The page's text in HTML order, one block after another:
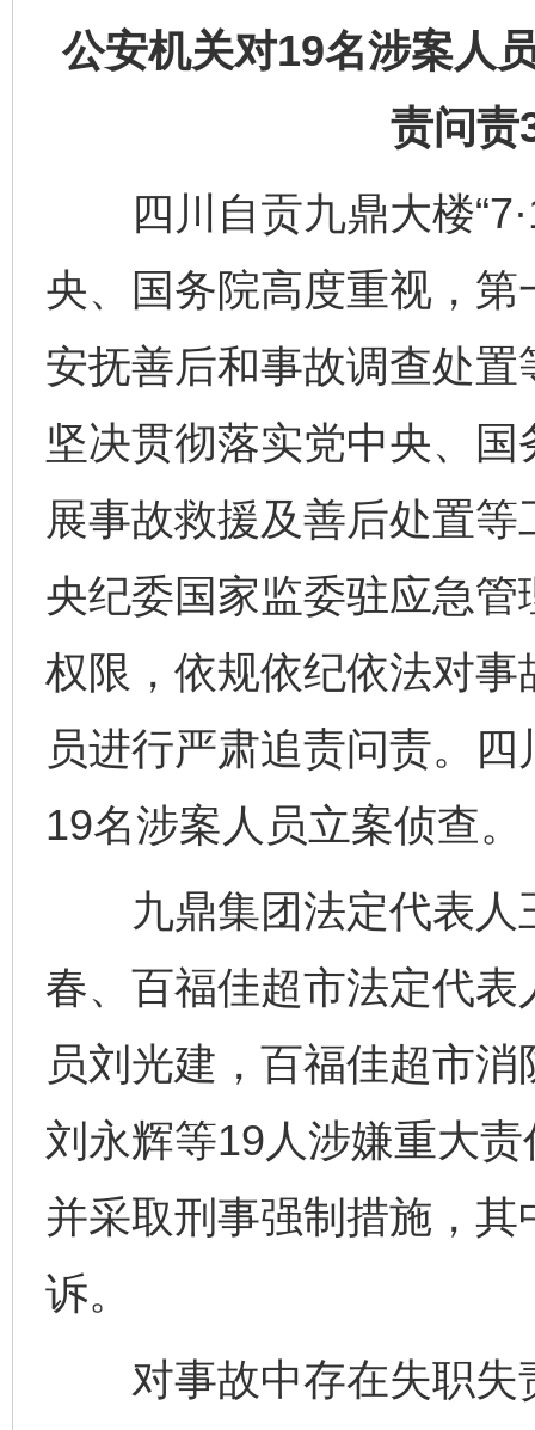
公安机关对19名涉案人
责问责
四川自贡九鼎大楼
央、国务院高度重视，
安抚善后和事故调查处
坚决贯彻落实党中央、
展事故救援及善后处置
央纪委国家监委驻应急
权限，依规依纪依法对
员进行严肃追责问责。
19名涉案人员立案侦查。
九鼎集团法定代表人
春、百福佳超市法定代
员刘光建，百福佳超市
刘永辉等19人涉嫌重大
并采取刑事强制措施，
诉。
对事故中存在失职失